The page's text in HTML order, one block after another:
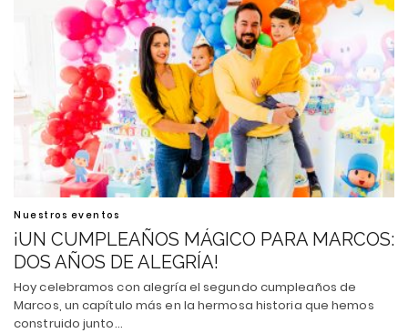
Nuestros eventos
¡UN CUMPLEAÑOS MÁGICO PARA MARCOS:
DOS AÑOS DE ALEGRÍA!
Hoy celebramos con alegría el segundo cumpleaños de
Marcos, un capítulo más en la hermosa historia que hemos
construido junto…